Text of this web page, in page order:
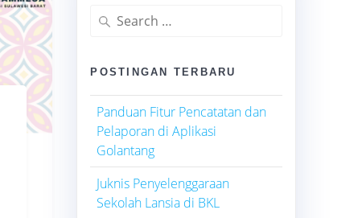
Search
POSTINGAN TERBARU
Panduan Fitur Pencatatan dan
Pelaporan di Aplikasi
Golantang
Juknis Penyelenggaraan
Sekolah Lansia di BKL